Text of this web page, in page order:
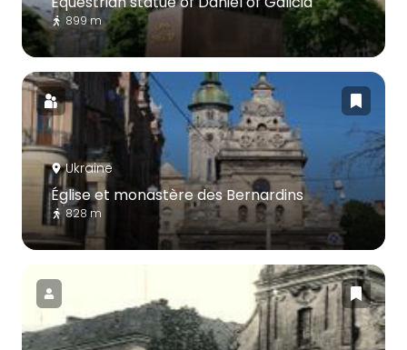
899 m
Ukraine
Église et monastère des Bernardins
828 m